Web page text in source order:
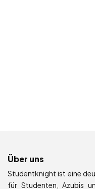
Über uns
Studentknight ist eine
für Studenten, Azubis